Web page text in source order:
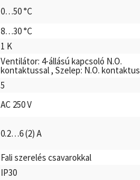
0…50 °C
8…30 °C
1 K
Ventilátor: 4-állású kapcsoló N.O.
kontaktussal , Szelep: N.O. kontaktus
5
AC 250 V
0.2…6 (2) A
Fali szerelés csavarokkal
IP30